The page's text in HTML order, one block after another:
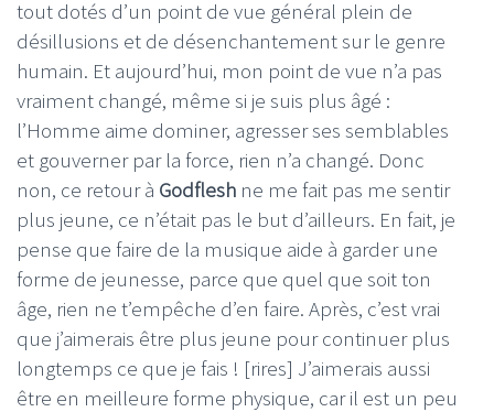
tout dotés d’un point de vue général plein de
désillusions et de désenchantement sur le genre
humain. Et aujourd’hui, mon point de vue n’a pas
vraiment changé, même si je suis plus âgé :
l’Homme aime dominer, agresser ses semblables
et gouverner par la force, rien n’a changé. Donc
non, ce retour à Godflesh ne me fait pas me sentir
plus jeune, ce n’était pas le but d’ailleurs. En fait, je
pense que faire de la musique aide à garder une
forme de jeunesse, parce que quel que soit ton
âge, rien ne t’empêche d’en faire. Après, c’est vrai
que j’aimerais être plus jeune pour continuer plus
longtemps ce que je fais ! [rires] J’aimerais aussi
être en meilleure forme physique, car il est un peu